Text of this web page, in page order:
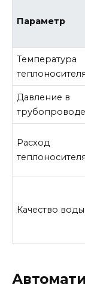
Параметр
Температура
теплоносителя
Давление в
трубопроводе
Расход
теплоносителя
Качество воды